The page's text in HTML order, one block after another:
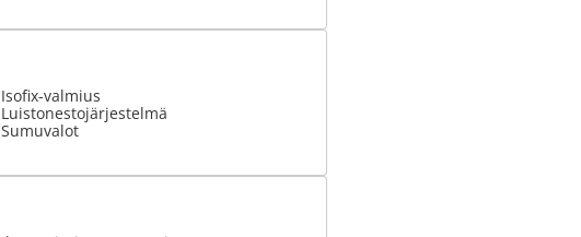
Isofix-valmius
Luistonestojärjestelmä
Sumuvalot